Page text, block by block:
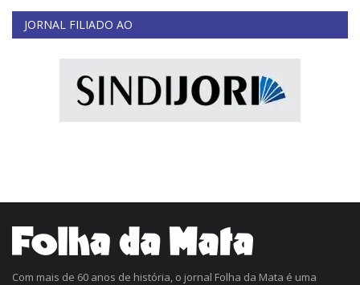
JORNAL FILIADO AO
Com mais de 60 anos de história, o jornal Folha da Mata é uma